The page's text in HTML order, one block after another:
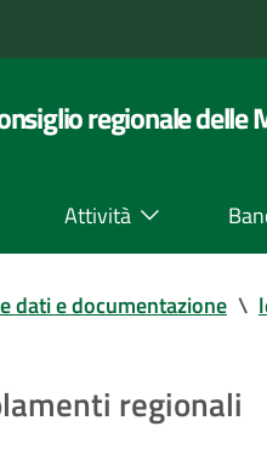
regionale delle
Attività
dati e documentazione \
regionali